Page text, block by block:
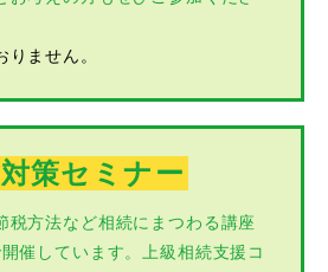
ません。
策セミナー
税方法など相続にまつわる講座
催しています。上級相続支援コ